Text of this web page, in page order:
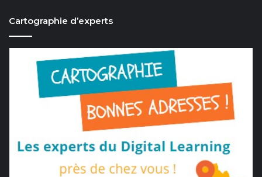
Cartographie d’experts